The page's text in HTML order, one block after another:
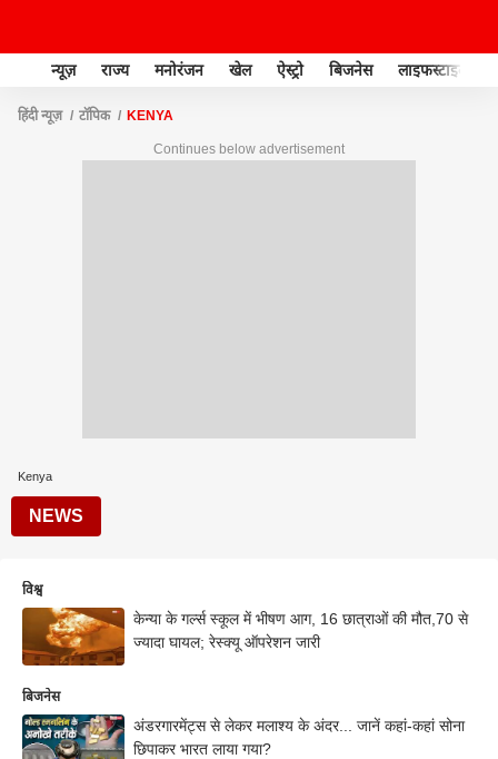
न्यूज़ राज्य मनोरंजन खेल ऐस्ट्रो बिजनेस लाइफस्टाइल
हिंदी न्यूज़ टॉपिक KENYA
Continues below advertisement
Kenya
NEWS
विश्व
केन्या के गर्ल्स स्कूल में भीषण आग, 16 छात्राओं की मौत,70 से
ज्यादा घायल; रेस्क्यू ऑपरेशन जारी
बिजनेस
अंडरगारमेंट्स से लेकर मलाश्य के अंदर... जानें कहां-कहां सोना
छिपाकर भारत लाया गया?